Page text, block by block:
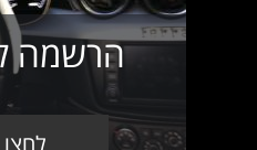
הרשמה
לחצו